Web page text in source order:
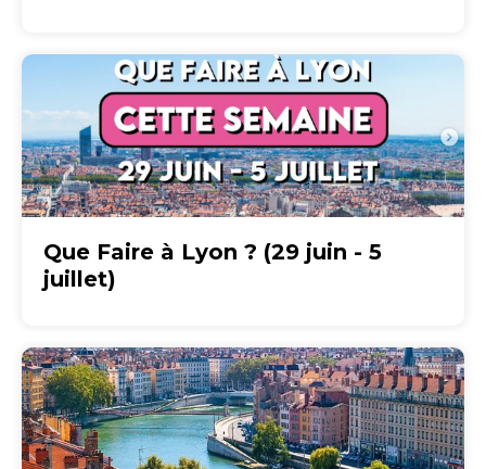
Que Faire à Lyon ? (29 juin - 5
juillet)